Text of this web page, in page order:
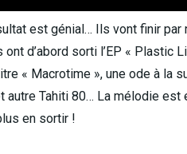
est génial… Ils vont finir
d’abord sorti l’EP « Plastic
« Macrotime », une ode à la
Tahiti 80… La mélodie est
en sortir !